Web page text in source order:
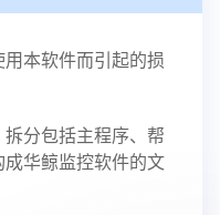
本软件而引起的损
分包括主程序、帮
华鲸监控软件的文